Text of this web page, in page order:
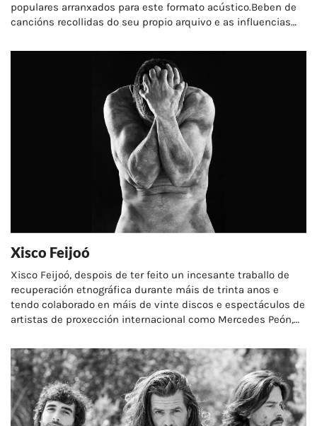
populares arranxados para este formato acústico.Beben de
cancións recollidas do seu propio arquivo e as influencias
Xisco Feijoó
Xisco Feijoó, despois de ter feito un incesante traballo de
recuperación etnográfica durante máis de trinta anos e
tendo colaborado en máis de vinte discos e espectáculos de
artistas de proxección internacional como Mercedes Peón,